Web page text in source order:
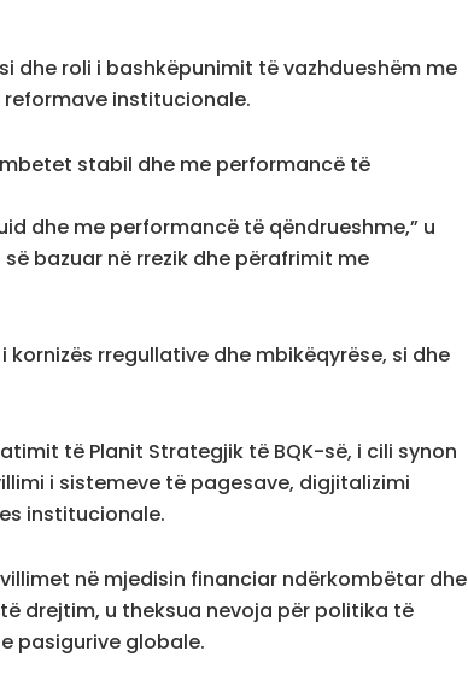
dhe roli i bashkëpunimit të vazhdueshëm me
institucionale.
stabil dhe me performancë të
dhe me performancë të qëndrueshme,” u
bazuar në rrezik dhe përafrimit me
rregullative dhe mbikëqyrëse, si dhe
të Planit Strategjik të BQK-së, i cili synon
i sistemeve të pagesave, digjitalizimi
institucionale.
në mjedisin financiar ndërkombëtar dhe
drejtim, u theksua nevoja për politika të
pasigurive globale.